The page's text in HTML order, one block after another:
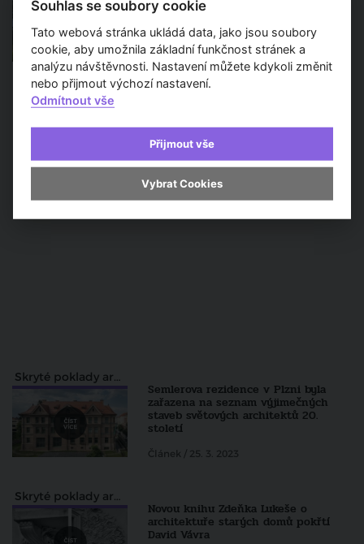
Löw-Beer jsou opět propojené
Článek / 8. 4. 2023
Skryté poklady architektury pohledem Zdeňka Lukeše
Semlerova rezidence v Plzni byla
zařazena na seznam výjimečných
staveb světových architektů 20.
století
Článek / 25. 3. 2023
Skryté poklady architektury pohledem Zdeňka Lukeše
Novou knihu Zdeňka Lukeše o
architektuře starých domů pokřtí
David Vávra
Souhlas se soubory cookie
Tato webová stránka ukládá data, jako jsou soubory
cookie, aby umožnila základní funkčnost stránek a
analýzu návštěvnosti. Nastavení můžete kdykoli změnit
nebo přijmout výchozí nastavení.
Odmítnout vše
Přijmout vše
Vybrat Cookies